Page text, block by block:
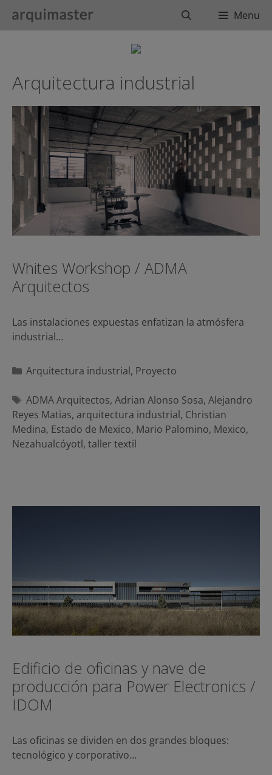
BuscarMenu
Arquitectura industrial
Whites Workshop / ADMA
Arquitectos
Las instalaciones expuestas enfatizan la atmósfera
industrial…
Categorías
Arquitectura industrial, Proyecto
Etiquetas
ADMA Arquitectos, Adrian Alonso Sosa, Alejandro
Reyes Matias, arquitectura industrial, Christian
Medina, Estado de Mexico, Mario Palomino, Mexico,
Nezahualcóyotl, taller textil
Edificio de oficinas y nave de
producción para Power Electronics /
IDOM
Las oficinas se dividen en dos grandes bloques:
tecnológico y corporativo…